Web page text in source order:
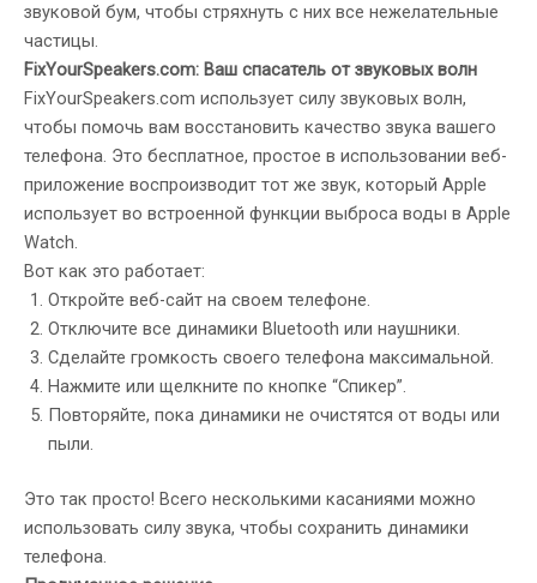
звуковой бум, чтобы стряхнуть с них все нежелательные
частицы.
FixYourSpeakers.com: Ваш спасатель от звуковых волн
FixYourSpeakers.com использует силу звуковых волн,
чтобы помочь вам восстановить качество звука вашего
телефона. Это бесплатное, простое в использовании веб-
приложение воспроизводит тот же звук, который Apple
использует во встроенной функции выброса воды в Apple
Watch.
Вот как это работает:
Откройте веб-сайт на своем телефоне.
Отключите все динамики Bluetooth или наушники.
Сделайте громкость своего телефона максимальной.
Нажмите или щелкните по кнопке “Спикер”.
Повторяйте, пока динамики не очистятся от воды или
пыли.
Это так просто! Всего несколькими касаниями можно
использовать силу звука, чтобы сохранить динамики
телефона.